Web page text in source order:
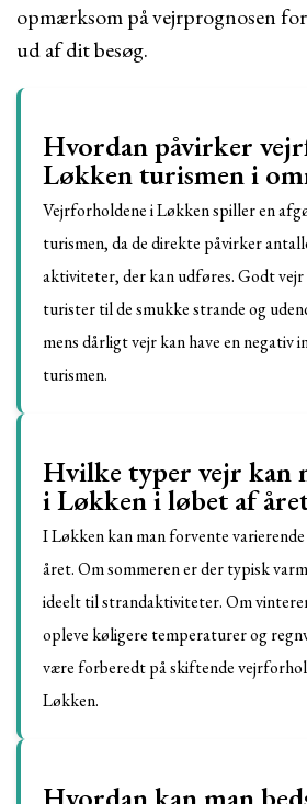
opmærksom på vejrprognosen
ud af dit besøg.
Hvordan påvirker
Løkken turismen i
Vejrforholdene i Løkken spiller en
turismen, da de direkte påvirker
aktiviteter, der kan udføres. Godt
turister til de smukke strande og
mens dårligt vejr kan have en negativ
turismen.
Hvilke typer vejr kan
i Løkken i løbet af
I Løkken kan man forvente
året. Om sommeren er der typisk
ideelt til strandaktiviteter. Om
opleve køligere temperaturer og
være forberedt på skiftende
Løkken.